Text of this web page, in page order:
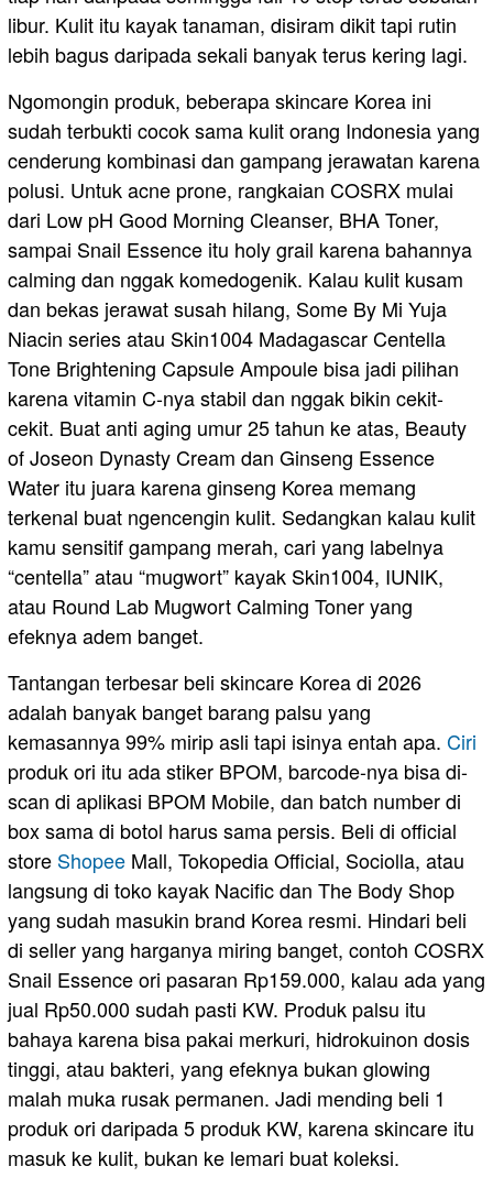
libur. Kulit itu kayak tanaman, disiram dikit tapi rutin
lebih bagus daripada sekali banyak terus kering lagi.
Ngomongin produk, beberapa skincare Korea ini
sudah terbukti cocok sama kulit orang Indonesia yang
cenderung kombinasi dan gampang jerawatan karena
polusi. Untuk acne prone, rangkaian COSRX mulai
dari Low pH Good Morning Cleanser, BHA Toner,
sampai Snail Essence itu holy grail karena bahannya
calming dan nggak komedogenik. Kalau kulit kusam
dan bekas jerawat susah hilang, Some By Mi Yuja
Niacin series atau Skin1004 Madagascar Centella
Tone Brightening Capsule Ampoule bisa jadi pilihan
karena vitamin C-nya stabil dan nggak bikin cekit-
cekit. Buat anti aging umur 25 tahun ke atas, Beauty
of Joseon Dynasty Cream dan Ginseng Essence
Water itu juara karena ginseng Korea memang
terkenal buat ngencengin kulit. Sedangkan kalau kulit
kamu sensitif gampang merah, cari yang labelnya
“centella” atau “mugwort” kayak Skin1004, IUNIK,
atau Round Lab Mugwort Calming Toner yang
efeknya adem banget.
Tantangan terbesar beli skincare Korea di 2026
adalah banyak banget barang palsu yang
kemasannya 99% mirip asli tapi isinya entah apa. Ciri
produk ori itu ada stiker BPOM, barcode-nya bisa di-
scan di aplikasi BPOM Mobile, dan batch number di
box sama di botol harus sama persis. Beli di official
store Shopee Mall, Tokopedia Official, Sociolla, atau
langsung di toko kayak Nacific dan The Body Shop
yang sudah masukin brand Korea resmi. Hindari beli
di seller yang harganya miring banget, contoh COSRX
Snail Essence ori pasaran Rp159.000, kalau ada yang
jual Rp50.000 sudah pasti KW. Produk palsu itu
bahaya karena bisa pakai merkuri, hidrokuinon dosis
tinggi, atau bakteri, yang efeknya bukan glowing
malah muka rusak permanen. Jadi mending beli 1
produk ori daripada 5 produk KW, karena skincare itu
masuk ke kulit, bukan ke lemari buat koleksi.